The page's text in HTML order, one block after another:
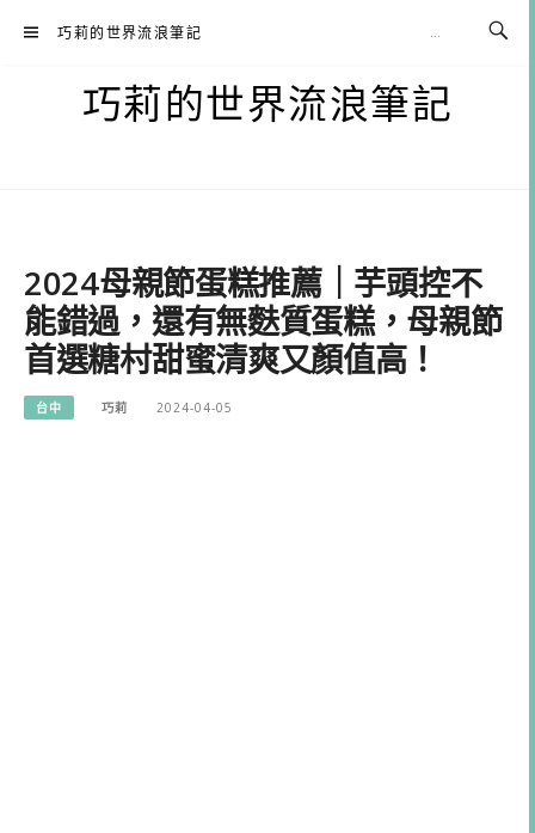
巧莉的世界流浪筆記
巧莉的世界流浪筆記
2024母親節蛋糕推薦｜芋頭控不
能錯過，還有無麩質蛋糕，母親節
首選糖村甜蜜清爽又顏值高！
台中 巧莉 2024-04-05